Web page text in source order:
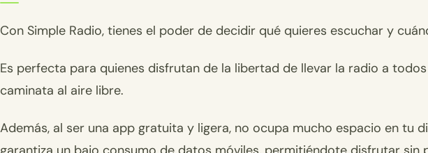
Con Simple Radio, tienes el poder de decidir qué quieres escuchar y
Es perfecta para quienes disfrutan de la libertad de llevar la radio a
caminata al aire libre.
Además, al ser una app gratuita y ligera, no ocupa mucho espacio en tu